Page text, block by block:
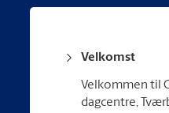
Velkomst
Velkommen til
dagcentre,